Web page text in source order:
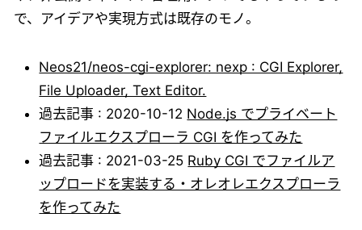
で、アイデアや実現方式は既存のモノ。
Neos21/neos-cgi-explorer: nexp : CGI Explorer,
File Uploader, Text Editor.
過去記事 : 2020-10-12 Node.js でプライベート
ファイルエクスプローラ CGI を作ってみた
過去記事 : 2021-03-25 Ruby CGI でファイルア
ップロードを実装する・オレオレエクスプローラ
を作ってみた